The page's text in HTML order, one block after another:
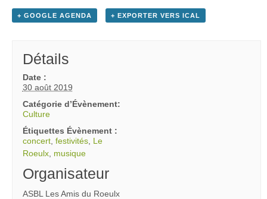
+ GOOGLE AGENDA + EXPORTER VERS ICAL
Détails
Date :
30 août 2019
Catégorie d’Évènement:
Culture
Étiquettes Évènement :
concert, festivités, Le
Roeulx, musique
Organisateur
ASBL Les Amis du Roeulx